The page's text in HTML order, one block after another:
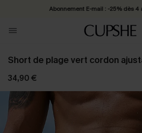
Abonnement E-mail : -25% dès 4
Short de plage vert cordon
34,90 €